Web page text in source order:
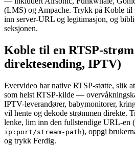
(LMS) og Ampache. Trykk på Koble
inn server-URL og legitimasjon, og
seksjonen.
Koble til en RTSP-
direktesending, IPTV)
Evervideo har native RTSP-støtte, slik
som helst RTSP-kilde —
IPTV-leverandører, babymonitorer,
vil hente og dekode strømmen
lenke, lim inn den fullstendige URL-en (
ip:port/stream-path), oppgi
og trykk Ferdig.